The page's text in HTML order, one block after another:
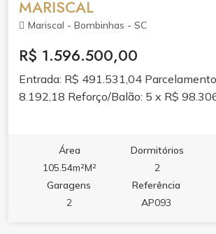
MARISCAL
Mariscal - Bombinhas - SC
R$ 1.596.500,00
Entrada: R$ 491.531,04
8.192,18 Reforço/Balão: 5 x R$
Área
105.54m²M²
Dormitórios
2
Garagens
2
Referência
AP093